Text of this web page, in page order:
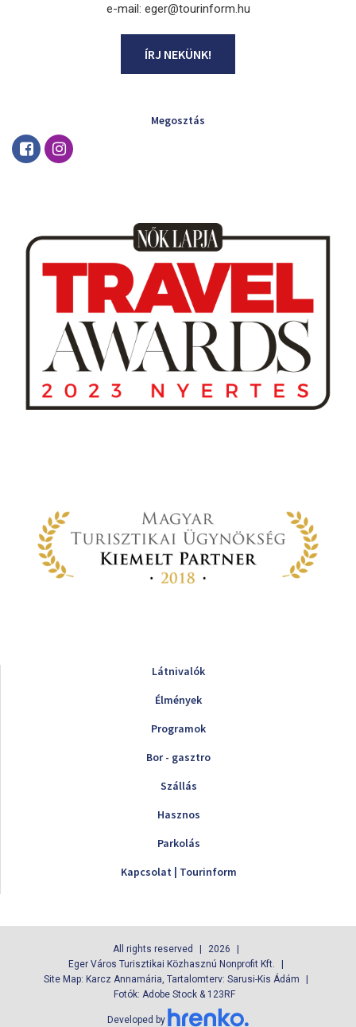
e-mail: eger@tourinform.hu
ÍRJ NEKÜNK!
Megosztás
Látnivalók
Élmények
Programok
Bor - gasztro
Szállás
Hasznos
Parkolás
Kapcsolat | Tourinform
All rights reserved
2026
Eger Város Turisztikai Közhasznú Nonprofit Kft.
Site Map: Karcz Annamária, Tartalomterv: Sarusi-Kis Ádám
Fotók: Adobe Stock & 123RF
Developed by